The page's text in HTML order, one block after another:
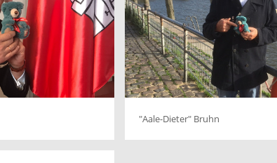
"Aale-Dieter" Bruhn